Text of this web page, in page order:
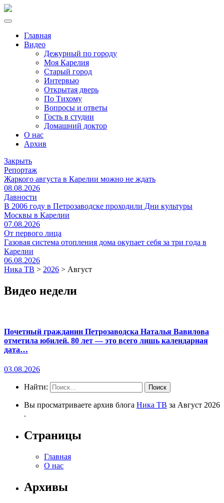
Главная
Видео
Дежурный по городу
Моя Карелия
Старый город
Интервью
Открытая дверь
По Тихому
Вопросы и ответы
Гость в студии
Домашний доктор
О нас
Архив
Закрыть
Репортаж
Жаркого августа в Карелии можно не ждать
08.08.2026
Давности
В 2006 году в Петрозаводске проходили Дни культуры
Москвы в Карелии
07.08.2026
От первого лица
Газовая система отопления дома окупает себя за три года в
Карелии
06.08.2026
Ника ТВ > 2026 > Август
Видео недели
Почетный гражданин Петрозаводска Наталья Вавилова
отметила юбилей. 80 лет — это всего лишь календарная
дата…
03.08.2026
Найти:
Вы просматриваете архив блога Ника ТВ за Август 2026
.
Страницы
Главная
О нас
Архивы